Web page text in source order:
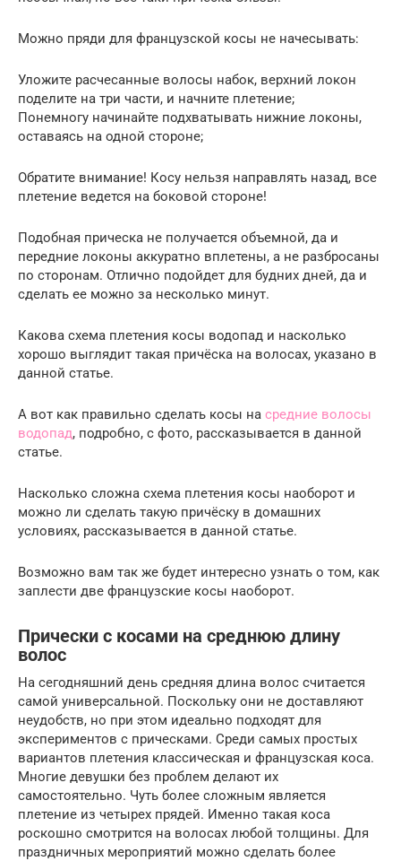
Можно пряди для французской косы не начесывать:
Уложите расчесанные волосы набок, верхний локон
поделите на три части, и начните плетение;
Понемногу начинайте подхватывать нижние локоны,
оставаясь на одной стороне;
Обратите внимание! Косу нельзя направлять назад, все
плетение ведется на боковой стороне!
Подобная прическа не получается объемной, да и
передние локоны аккуратно вплетены, а не разбросаны
по сторонам. Отлично подойдет для будних дней, да и
сделать ее можно за несколько минут.
Какова схема плетения косы водопад и насколько
хорошо выглядит такая причёска на волосах, указано в
данной статье.
А вот как правильно сделать косы на средние волосы
водопад, подробно, с фото, рассказывается в данной
статье.
Насколько сложна схема плетения косы наоборот и
можно ли сделать такую причёску в домашних
условиях, рассказывается в данной статье.
Возможно вам так же будет интересно узнать о том, как
заплести две французские косы наоборот.
Прически с косами на среднюю длину
волос
На сегодняшний день средняя длина волос считается
самой универсальной. Поскольку они не доставляют
неудобств, но при этом идеально подходят для
экспериментов с прическами. Среди самых простых
вариантов плетения классическая и французская коса.
Многие девушки без проблем делают их
самостоятельно. Чуть более сложным является
плетение из четырех прядей. Именно такая коса
роскошно смотрится на волосах любой толщины. Для
праздничных мероприятий можно сделать более